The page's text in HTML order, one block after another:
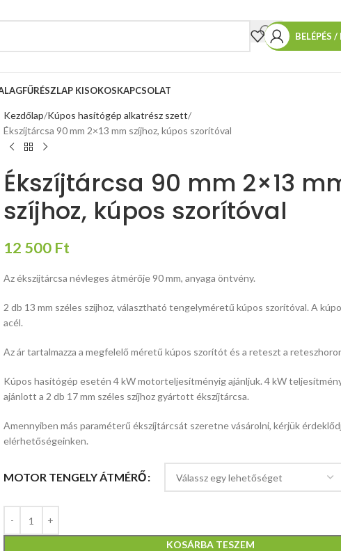
BELÉPÉS
KISOKOSKAPCSOLAT
Kezdőlap Kúpos hasítógép alkatrész szett
Ékszíjtárcsa 90 mm 2×13 mm szíjhoz, kúpos szorítóval
Ékszíjtárcsa 90 mm 2×13
szíjhoz, kúpos szorítóval
12 500 Ft
Az ékszíjtárcsa névleges átmérője 90 mm, anyaga öntvény.
2 db 13 mm széles szíjhoz, választható tengelyméretű kúpos szorítóval. A
acél.
Az ár tartalmazza a megfelelő méretű kúpos szorítót és a reteszt a
Kúpos hasítógép esetén 4 kW motorteljesítményig ajánljuk. 4 kW
ajánlott a 2 db 17 mm széles szíjhoz gyártott ékszíjtárcsa.
Amennyiben más paraméterű ékszíjtárcsát szeretne vásárolni, kérjük
elérhetőségeinken.
MOTOR TENGELY ÁTMÉRŐ
KOSÁRBA TESZEM